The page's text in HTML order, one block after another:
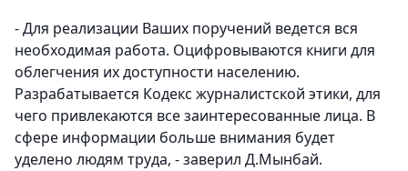
- Для реализации Ваших поручений ведется вся
необходимая работа. Оцифровываются книги для
облегчения их доступности населению.
Разрабатывается Кодекс журналистской этики, для
чего привлекаются все заинтересованные лица. В
сфере информации больше внимания будет
уделено людям труда, - заверил Д.Мынбай.